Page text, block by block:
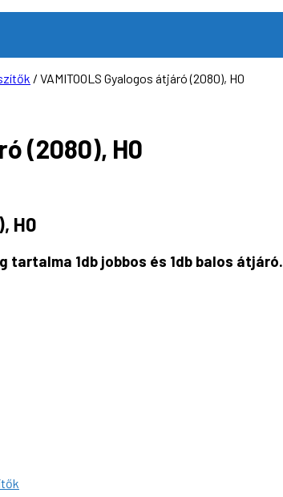
/ VAMITOOLS Gyalogos átjáró (2080), H0
(2080), H0
H0
1db jobbos és 1db balos átjáró.